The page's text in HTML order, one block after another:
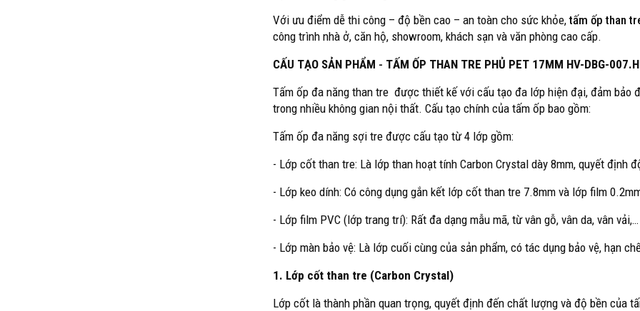
Với ưu điểm dễ thi công – độ bền cao – an toàn cho sức khỏe,tấm ốp than
công trình nhà ở, căn hộ, showroom, khách sạn và văn phòng cao cấp.
CẤU TẠO SẢN PHẨM - TẤM ỐP THAN TRE PHỦ PET 17MM HV-DBG-
Tấm ốp đa năng than tre được thiết kế với cấu tạo đa lớp hiện đại, đảm bảo
trong nhiều không gian nội thất. Cấu tạo chính của tấm ốp bao gồm:
Tấm ốp đa năng sợi tre được cấu tạo từ 4 lớp gồm:
- Lớp cốt than tre: Là lớp than hoạt tính Carbon Crystal dày 8mm, quyết định
- Lớp keo dính: Có công dụng gắn kết lớp cốt than tre 7.8mm và lớp film
- Lớp film PVC (lớp trang trí): Rất đa dạng mẫu mã, từ vân gỗ, vân da, vân vải,…
- Lớp màn bảo vệ: Là lớp cuối cùng của sản phẩm, có tác dụng bảo vệ, hạn
1. Lớp cốt than tre (Carbon Crystal)
Lớp cốt là thành phần quan trọng, quyết định đến chất lượng và độ bền của